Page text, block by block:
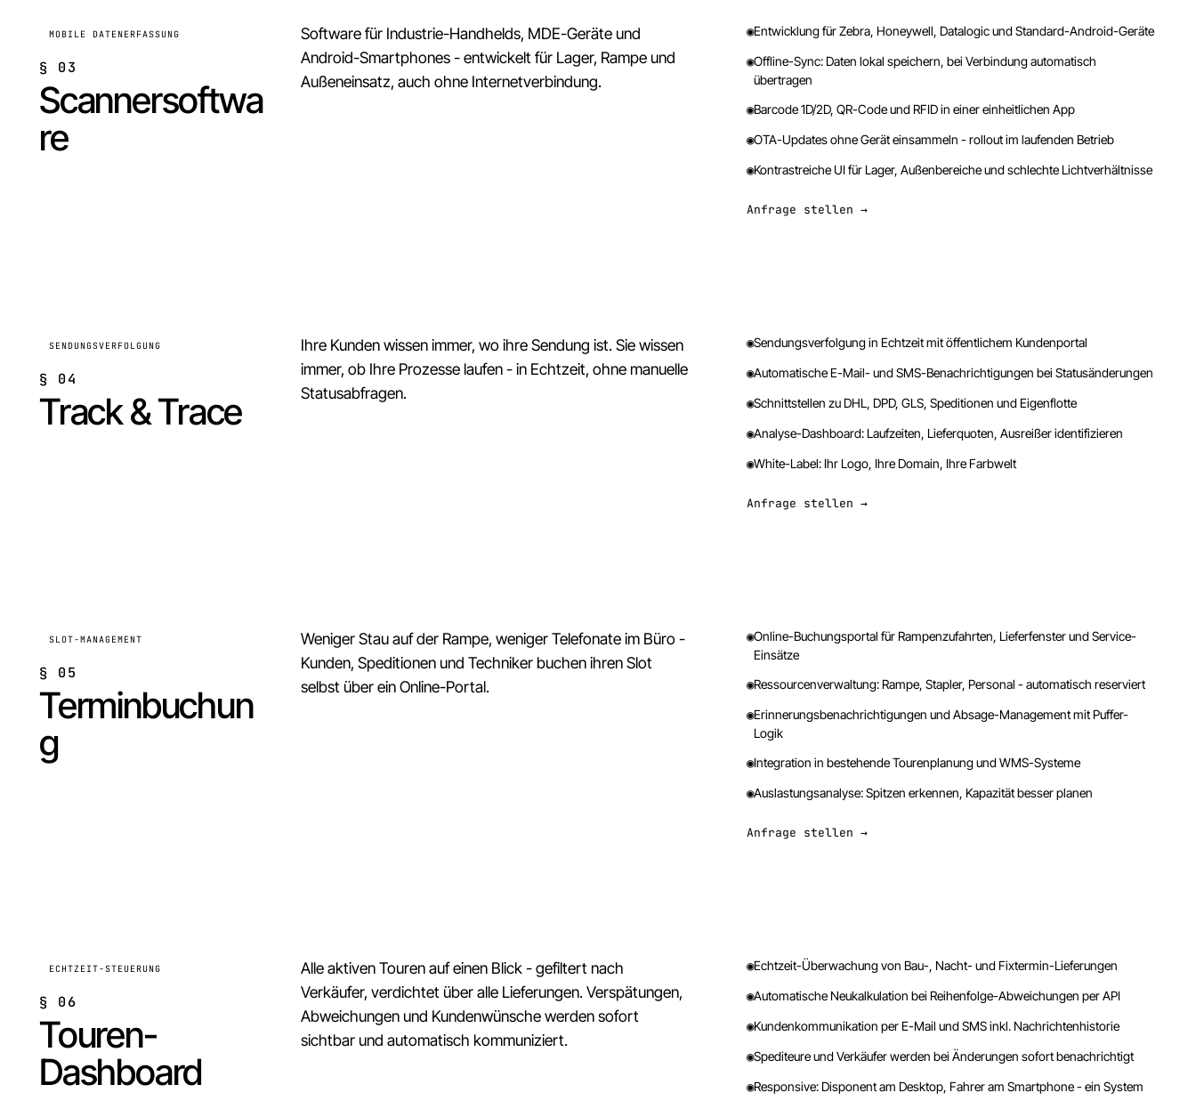
MOBILE DATENERFASSUNG
§ 03
Scannersoftwa
re
Software für Industrie-Handhelds, MDE-Geräte und
Android-Smartphones - entwickelt für Lager, Rampe und
Außeneinsatz, auch ohne Internetverbindung.
◉Entwicklung für Zebra, Honeywell, Datalogic und Standard-Android-Geräte
◉Offline-Sync: Daten lokal speichern, bei Verbindung automatisch
übertragen
◉Barcode 1D/2D, QR-Code und RFID in einer einheitlichen App
◉OTA-Updates ohne Gerät einsammeln - rollout im laufenden Betrieb
◉Kontrastreiche UI für Lager, Außenbereiche und schlechte Lichtverhältnisse
Anfrage stellen →
SENDUNGSVERFOLGUNG
§ 04
Track & Trace
Ihre Kunden wissen immer, wo ihre Sendung ist. Sie wissen
immer, ob Ihre Prozesse laufen - in Echtzeit, ohne manuelle
Statusabfragen.
◉Sendungsverfolgung in Echtzeit mit öffentlichem Kundenportal
◉Automatische E-Mail- und SMS-Benachrichtigungen bei Statusänderungen
◉Schnittstellen zu DHL, DPD, GLS, Speditionen und Eigenflotte
◉Analyse-Dashboard: Laufzeiten, Lieferquoten, Ausreißer identifizieren
◉White-Label: Ihr Logo, Ihre Domain, Ihre Farbwelt
Anfrage stellen →
SLOT-MANAGEMENT
§ 05
Terminbuchun
g
Weniger Stau auf der Rampe, weniger Telefonate im Büro -
Kunden, Speditionen und Techniker buchen ihren Slot
selbst über ein Online-Portal.
◉Online-Buchungsportal für Rampenzufahrten, Lieferfenster und Service-
Einsätze
◉Ressourcenverwaltung: Rampe, Stapler, Personal - automatisch reserviert
◉Erinnerungsbenachrichtigungen und Absage-Management mit Puffer-
Logik
◉Integration in bestehende Tourenplanung und WMS-Systeme
◉Auslastungsanalyse: Spitzen erkennen, Kapazität besser planen
Anfrage stellen →
ECHTZEIT-STEUERUNG
§ 06
Touren-
Dashboard
Alle aktiven Touren auf einen Blick - gefiltert nach
Verkäufer, verdichtet über alle Lieferungen. Verspätungen,
Abweichungen und Kundenwünsche werden sofort
sichtbar und automatisch kommuniziert.
◉Echtzeit-Überwachung von Bau-, Nacht- und Fixtermin-Lieferungen
◉Automatische Neukalkulation bei Reihenfolge-Abweichungen per API
◉Kundenkommunikation per E-Mail und SMS inkl. Nachrichtenhistorie
◉Spediteure und Verkäufer werden bei Änderungen sofort benachrichtigt
◉Responsive: Disponent am Desktop, Fahrer am Smartphone - ein System